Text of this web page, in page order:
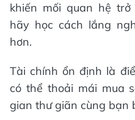
khiến mối quan hệ
hãy học cách lắng
hơn.
Tài chính ổn định là
có thể thoải mái mua
gian thư giãn cùng bạn